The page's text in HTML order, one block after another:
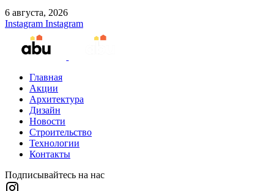
6 августа, 2026
Instagram Instagram
Главная
Акции
Архитектура
Дизайн
Новости
Строительство
Технологии
Контакты
Подписывайтесь на нас